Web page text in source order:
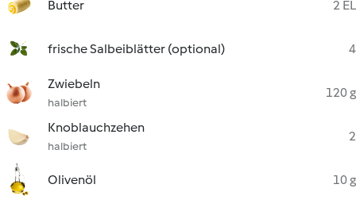
Butter 2 EL
frische Salbeiblätter (optional) 4
Zwiebeln
halbiert
120 g
Knoblauchzehen
halbiert
2
Olivenöl 10 g